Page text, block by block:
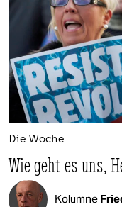
Die Woche
Wie geht es uns,
Kolumne